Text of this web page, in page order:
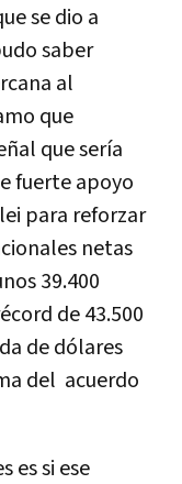
se dio a
saber
al
que
que sería
fuerte apoyo
para reforzar
netas
39.400
de 43.500
de dólares
del acuerdo
es si ese